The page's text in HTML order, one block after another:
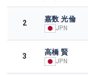
2 嘉数 光倫
JPN
3 高橋 賢
JPN